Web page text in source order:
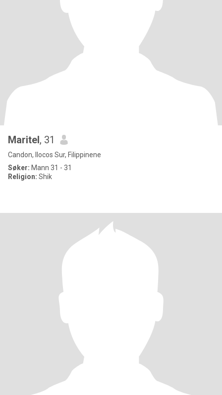
Maritel, 31
Candon, Ilocos Sur, Filippinene
Søker: Mann 31 - 31
Religion: Shik